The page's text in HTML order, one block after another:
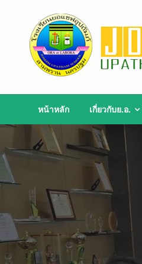
content
หน้าหลัก เกี่ยวกับย.อ.